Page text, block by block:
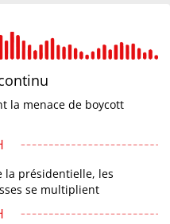
la menace de boycott
la présidentielle, les
se multiplient